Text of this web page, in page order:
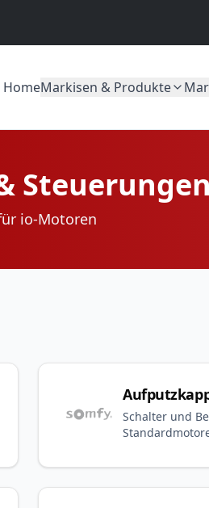
HomeMarkisen & Produkte
Steuerungen
io-Motoren
Schalter und